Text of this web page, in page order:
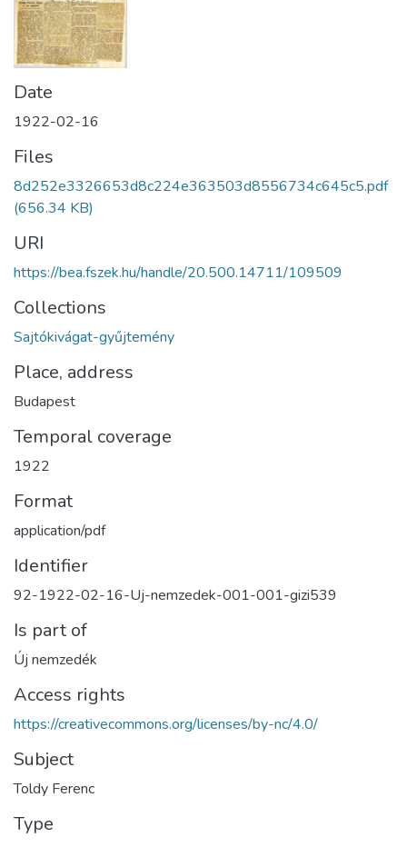
Date
1922-02-16
Files
8d252e3326653d8c224e363503d8556734c645c5.pdf
(656.34 KB)
URI
https://bea.fszek.hu/handle/20.500.14711/109509
Collections
Sajtókivágat-gyűjtemény
Place, address
Budapest
Temporal coverage
1922
Format
application/pdf
Identifier
92-1922-02-16-Uj-nemzedek-001-001-gizi539
Is part of
Új nemzedék
Access rights
https://creativecommons.org/licenses/by-nc/4.0/
Subject
Toldy Ferenc
Type